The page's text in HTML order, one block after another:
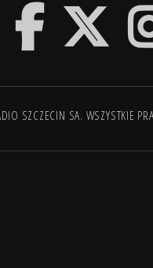
SZCZECIN SA. WSZYSTKIE